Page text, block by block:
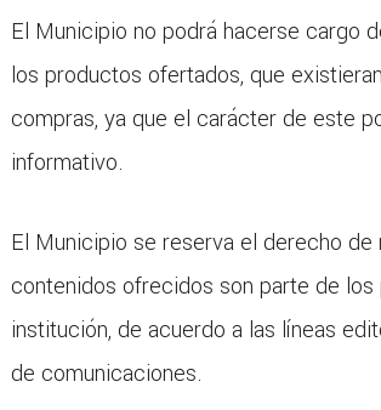
El Municipio no podrá hacerse cargo
los productos ofertados, que
compras, ya que el carácter de este
informativo.
El Municipio se reserva el derecho de
contenidos ofrecidos son parte de los
institución, de acuerdo a las líneas
de comunicaciones.